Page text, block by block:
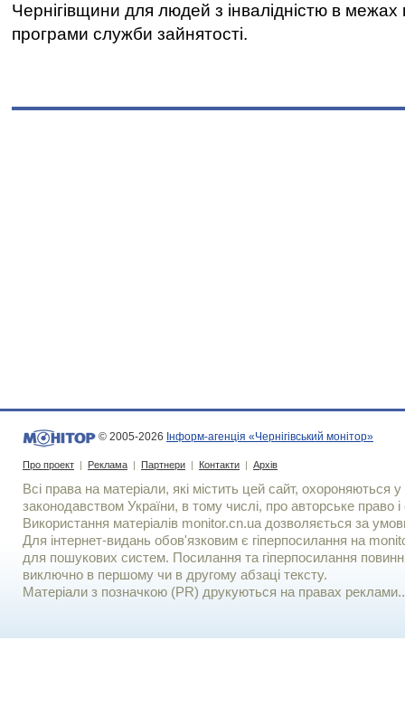
Чернігівщини для людей з інвалідністю в межах
програми служби зайнятості.
© 2005-2026 Інформ-агенція «Чернігівський монітор»
Про проект | Реклама | Партнери | Контакти | Архів
Всі права на матеріали, які містить цей сайт, охороняються у
законодавством України, в тому числі, про авторське право і
Використання матерiалiв monitor.cn.ua дозволяється за
Для iнтернет-видань обов'язковим є гiперпосилання на
для пошукових систем. Посилання та гіперпосилання
виключно в першому чи в другому абзаці тексту.
Матеріали з позначкою (PR) друкуються на правах реклами..